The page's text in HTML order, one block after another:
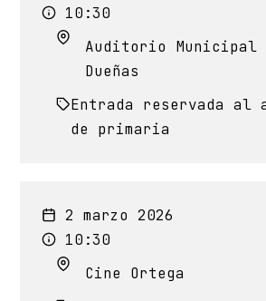
10:30
Auditorio Municipal
Dueñas
Entrada reservada al
de primaria
2 marzo 2026
10:30
Cine Ortega